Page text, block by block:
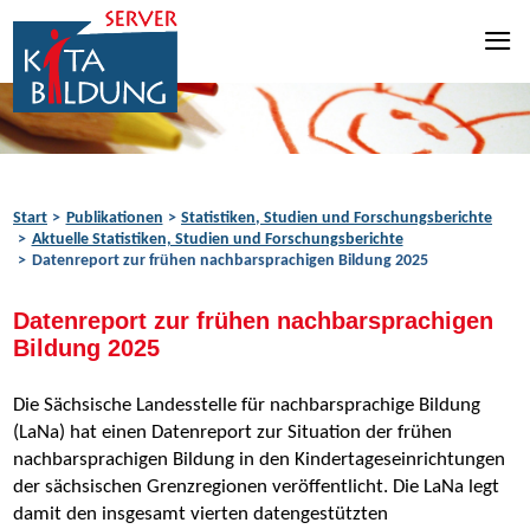
Zum Inhalt springen
Zur Navigation springen
Zum Fußbereich springen
Start Publikationen
Statistiken, Studien und Forschungsberichte
Aktuelle Statistiken, Studien und Forschungsberichte
Datenreport zur frühen nachbarsprachigen Bildung 2025
Datenreport zur frühen nachbarsprachigen
Bildung 2025
Die Sächsische Landesstelle für nachbarsprachige Bildung
(LaNa) hat einen Datenreport zur Situation der frühen
nachbarsprachigen Bildung in den Kindertageseinrichtungen
der sächsischen Grenzregionen veröffentlicht. Die LaNa legt
damit den insgesamt vierten datengestützten